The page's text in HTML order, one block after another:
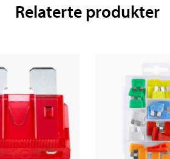
Relaterte produkter